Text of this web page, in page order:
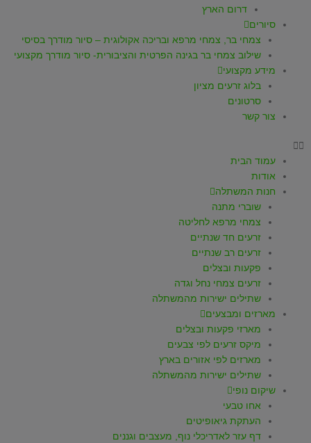
דרום הארץ
סיורים
צמחי בר, צמחי מרפא ובריכה אקולוגית – סיור מודרך בסיסי
שילוב צמחי בר בגינה הפרטית והציבורית- סיור מודרך מקצועי
מידע מקצועי
בלוג זרעים מציון
סרטונים
צור קשר
עמוד הבית
אודות
חנות המשתלה
שוברי מתנה
צמחי מרפא לחליטה
זרעים חד שנתיים
זרעים רב שנתיים
פקעות ובצלים
זרעים צמחי נחל וגדה
שתילים ישירות מהמשתלה
מארזים ומבצעים
מארזי פקעות ובצלים
מיקס זרעים לפי צבעים
מארזים לפי אזורים בארץ
שתילים ישירות מהמשתלה
שיקום נופי
אחו טבעי
העתקת גיאופיטים
דף עזר לאדריכלי נוף, מעצבים וגננים